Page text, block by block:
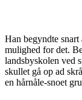
Han begyndte
mulighed for det.
landsbyskolen ved
skullet gå op ad
en hårnåle-snoet